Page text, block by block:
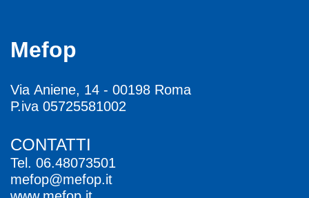
Mefop
Via Aniene, 14 - 00198 Roma
P.iva 05725581002
CONTATTI
Tel. 06.48073501
mefop@mefop.it